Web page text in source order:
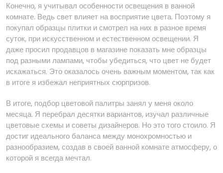
Конечно, я учитывал особенности освещения в ванной
комнате. Ведь свет влияет на восприятие цвета. Поэтому я
покупал образцы плитки и смотрел на них в разное время
суток, при искусственном и естественном освещении. Я
даже просил продавцов в магазине показать мне образцы
под разными лампами, чтобы убедиться, что цвет не будет
искажаться. Это оказалось очень важным моментом, так как
в итоге я избежал неприятных сюрпризов.
В итоге, подбор цветовой палитры занял у меня около
месяца. Я перебрал десятки вариантов, изучал различные
цветовые схемы и советы дизайнеров. Но это того стоило. Я
достиг идеального баланса между монохромностью и
разнообразием, создав в своей ванной комнате атмосферу, о
которой я всегда мечтал.